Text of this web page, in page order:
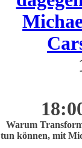
Warum
tun können, mit